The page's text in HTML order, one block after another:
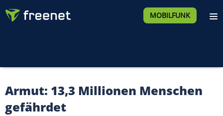
MOBILFUNK
Armut: 13,3 Millionen Menschen
gefährdet